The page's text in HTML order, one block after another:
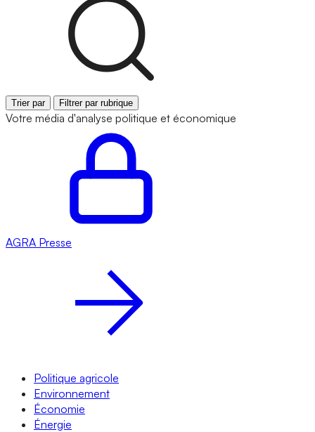
Trier par Filtrer par rubrique
Votre média d'analyse politique et économique
AGRA Presse
Politique agricole
Environnement
Économie
Énergie